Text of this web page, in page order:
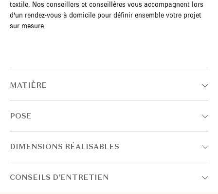
textile. Nos conseillers et conseillères vous accompagnent lors
d'un rendez-vous à domicile pour définir ensemble votre projet
sur mesure.
MATIÈRE
POSE
DIMENSIONS RÉALISABLES
CONSEILS D'ENTRETIEN